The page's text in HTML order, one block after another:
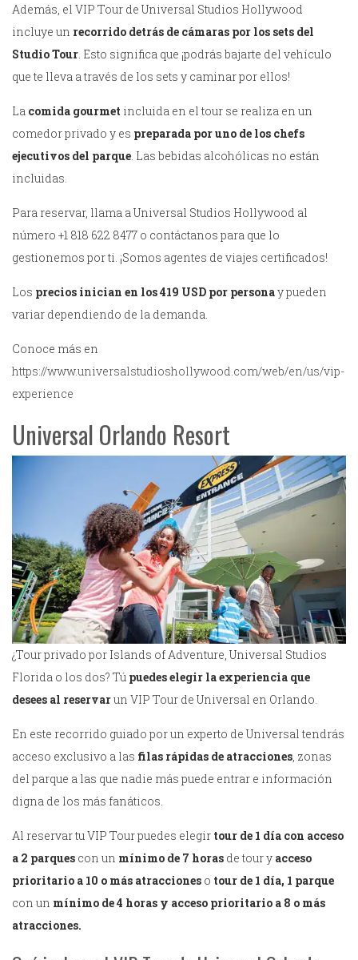
Además, el VIP Tour de Universal Studios Hollywood
incluye un recorrido detrás de cámaras por los sets del
Studio Tour . Esto significa que ¡podrás bajarte del vehículo
que te lleva a través de los sets y caminar por ellos!
La comida gourmet incluida en el tour se realiza en un
comedor privado y es preparada por uno de los chefs
ejecutivos del parque . Las bebidas alcohólicas no están
incluidas.
Para reservar, llama a Universal Studios Hollywood al
número +1 818 622 8477 o contáctanos para que lo
gestionemos por ti. ¡Somos agentes de viajes certificados!
Los precios inician en los 419 USD por personay pueden
variar dependiendo de la demanda.
Conoce más en
https://www.universalstudioshollywood.com/web/en/us/vip-
experience
Universal Orlando Resort
¿Tour privado por Islands of Adventure, Universal Studios
Florida o los dos? Tú puedes elegir la experiencia que
desees al reservarun VIP Tour de Universal en Orlando.
En este recorrido guiado por un experto de Universal tendrás
acceso exclusivo a las filas rápidas de atracciones , zonas
del parque a las que nadie más puede entrar e información
digna de los más fanáticos.
Al reservar tu VIP Tour puedes elegir tour de 1 día con acceso
a 2 parques con un mínimo de 7 horas de tour y acceso
prioritario a 10 o más atracciones o tour de 1 día, 1 parque
con un mínimo de 4 horas y acceso prioritario a 8 o más
atracciones.